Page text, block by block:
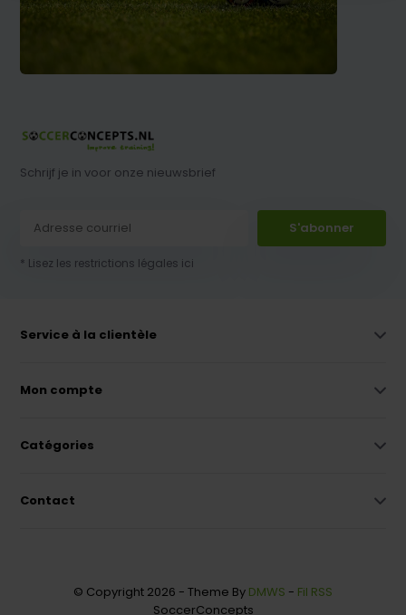
Schrijf je in voor onze nieuwsbrief
S'abonner
* Lisez les restrictions légales ici
Service à la clientèle
Mon compte
Catégories
Contact
© Copyright 2026 - Theme By DMWS - Fil RSS
SoccerConcepts